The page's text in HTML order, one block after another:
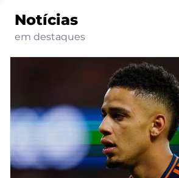
Notícias
em destaques